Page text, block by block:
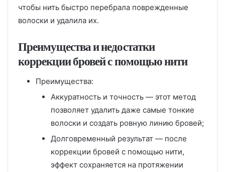
чтобы нить быстро перебрала поврежденные
волоски и удалила их.
Преимущества и недостатки
коррекции бровей с помощью нити
Преимущества:
Аккуратность и точность — этот метод
позволяет удалить даже самые тонкие
волоски и создать ровную линию бровей;
Долговременный результат — после
коррекции бровей с помощью нити,
эффект сохраняется на протяжении